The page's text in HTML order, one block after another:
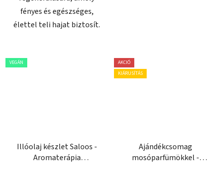
fényes és egészséges,
élettel teli hajat biztosít.
VEGÁN
Illóolaj készlet Saloos -
Aromaterápia
AKCIÓ
KIÁRUSÍTÁS
Ajándékcsomag
mosóparfümökkel -